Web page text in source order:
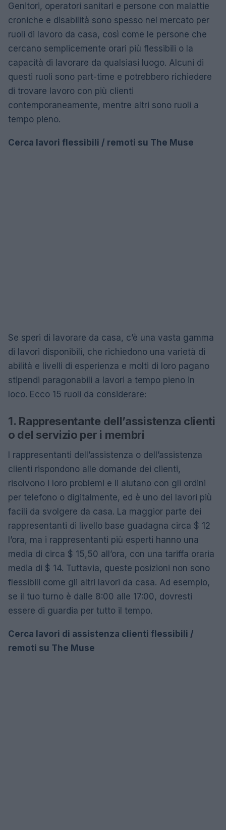
Genitori, operatori sanitari e persone con malattie
croniche e disabilità sono spesso nel mercato per
ruoli di lavoro da casa, così come le persone che
cercano semplicemente orari più flessibili o la
capacità di lavorare da qualsiasi luogo. Alcuni di
questi ruoli sono part-time e potrebbero richiedere
di trovare lavoro con più clienti
contemporaneamente, mentre altri sono ruoli a
tempo pieno.
Cerca lavori flessibili / remoti su The Muse
Se speri di lavorare da casa, c’è una vasta gamma
di lavori disponibili, che richiedono una varietà di
abilità e livelli di esperienza e molti di loro pagano
stipendi paragonabili a lavori a tempo pieno in
loco. Ecco 15 ruoli da considerare:
1. Rappresentante dell’assistenza clienti
o del servizio per i membri
I rappresentanti dell’assistenza o dell’assistenza
clienti rispondono alle domande dei clienti,
risolvono i loro problemi e li aiutano con gli ordini
per telefono o digitalmente, ed è uno dei lavori più
facili da svolgere da casa. La maggior parte dei
rappresentanti di livello base guadagna circa $ 12
l’ora, ma i rappresentanti più esperti hanno una
media di circa $ 15,50 all’ora, con una tariffa oraria
media di $ 14. Tuttavia, queste posizioni non sono
flessibili come gli altri lavori da casa. Ad esempio,
se il tuo turno è dalle 8:00 alle 17:00, dovresti
essere di guardia per tutto il tempo.
Cerca lavori di assistenza clienti flessibili /
remoti su The Muse